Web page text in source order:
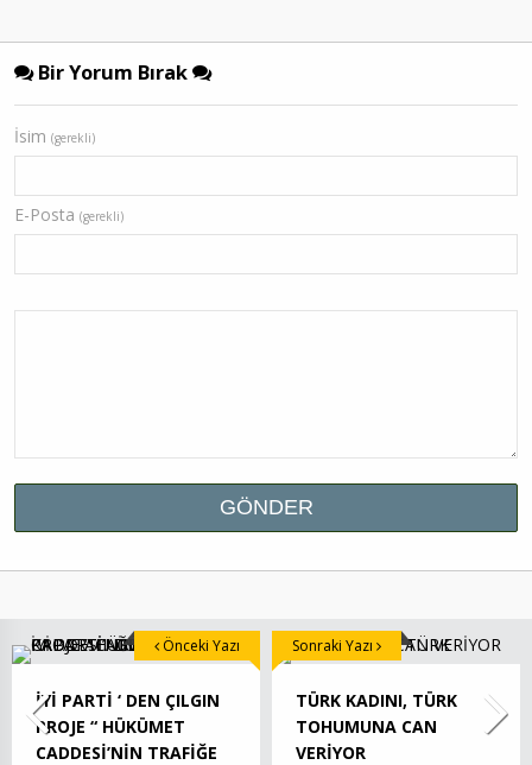
Bir Yorum Bırak
İsim (gerekli)
E-Posta (gerekli)
İYİ PARTİ ‘ DEN ÇILGIN
PROJE “ HÜKÜMET
CADDESİ’NİN TRAFİĞE
Önceki Yazı
TÜRK KADINI, TÜRK
TOHUMUNA CAN
VERİYOR
Sonraki Yazı